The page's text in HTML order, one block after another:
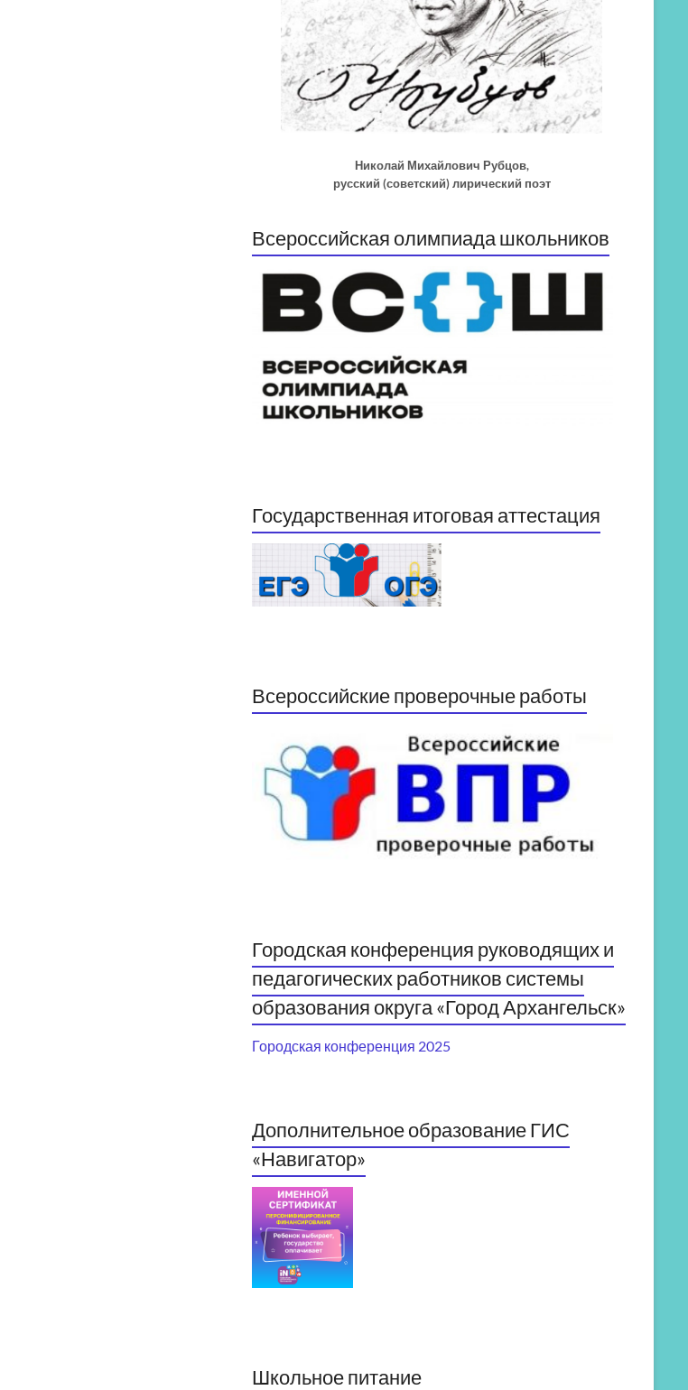
Николай Михайлович Рубцов,
русский (советский) лирический поэт
Всероссийская олимпиада школьников
Государственная итоговая аттестация
Всероссийские проверочные работы
Городская конференция руководящих и
педагогических работников системы
образования округа «Город Архангельск»
Городская конференция 2025
Дополнительное образование ГИС
«Навигатор»
Школьное питание